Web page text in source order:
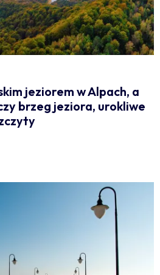
jeziorem w Alpach, a
brzeg jeziora, urokliwe